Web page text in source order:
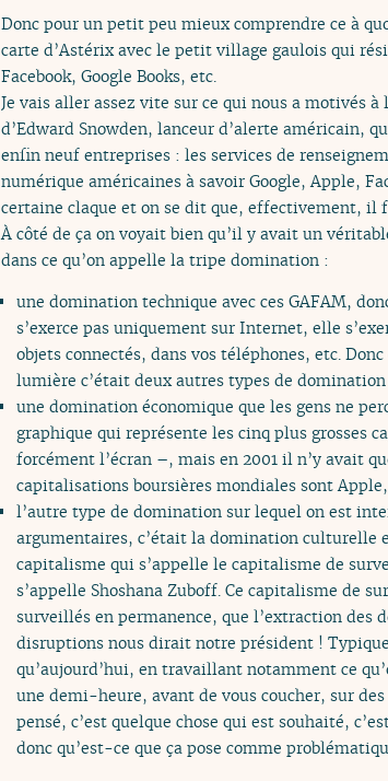
Donc pour un petit peu mieux comprendre ce à
carte d’Astérix avec le petit village gaulois qui
Facebook, Google Books, etc.
Je vais aller assez vite sur ce qui nous a motivés
d’Edward Snowden, lanceur d’alerte américain,
enfin neuf entreprises : les services de
numérique américaines à savoir Google, Apple,
certaine claque et on se dit que, effectivement,
À côté de ça on voyait bien qu’il y avait un
dans ce qu’on appelle la tripe domination :
une domination technique avec ces GAFAM,
s’exerce pas uniquement sur Internet, elle
objets connectés, dans vos téléphones, etc.
lumière c’était deux autres types de
une domination économique que les gens ne
graphique qui représente les cinq plus grosses
forcément l’écran –, mais en 2001 il n’y avait
capitalisations boursières mondiales sont
l’autre type de domination sur lequel on est
argumentaires, c’était la domination culturelle
capitalisme qui s’appelle le capitalisme de
s’appelle Shoshana Zuboff. Ce capitalisme de
surveillés en permanence, que l’extraction des
disruptions nous dirait notre président !
qu’aujourd’hui, en travaillant notamment ce
une demi-heure, avant de vous coucher, sur
pensé, c’est quelque chose qui est souhaité,
donc qu’est-ce que ça pose comme